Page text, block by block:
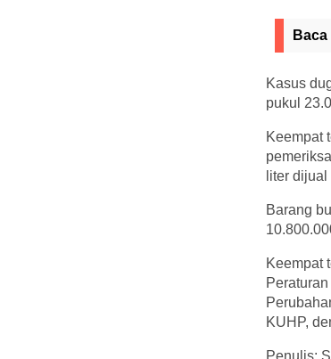
Kasus
pukul
Keempat
liter
Barang
Keempat
KUHP,
Penulis: